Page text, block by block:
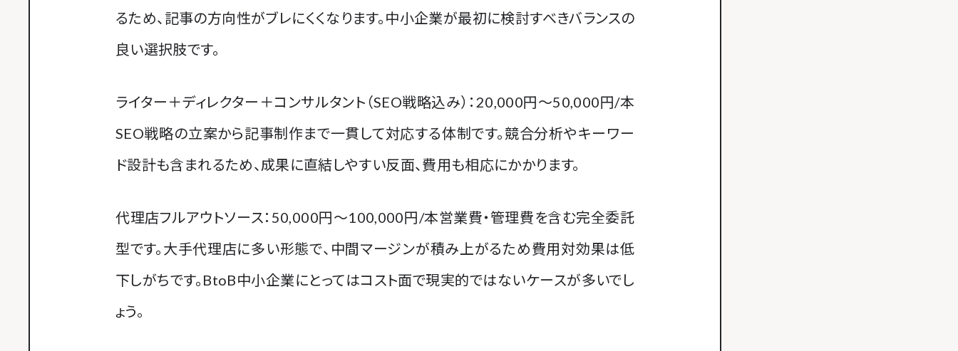
るため、記事の方向性がブレにくくなります。中小企業が最初に検討すべきバランスの
良い選択肢です。
ライター＋ディレクター＋コンサルタント（SEO戦略込み）：20,000円〜50,000円/本
SEO戦略の立案から記事制作まで一貫して対応する体制です。競合分析やキーワー
ド設計も含まれるため、成果に直結しやすい反面、費用も相応にかかります。
代理店フルアウトソース：50,000円〜100,000円/本営業費・管理費を含む完全委託
型です。大手代理店に多い形態で、中間マージンが積み上がるため費用対効果は低
下しがちです。BtoB中小企業にとってはコスト面で現実的ではないケースが多いでし
ょう。